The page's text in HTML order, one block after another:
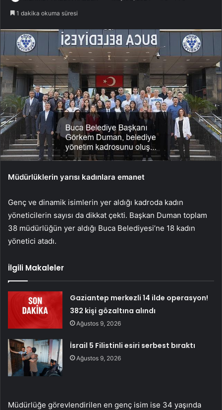
1 dakika okuma süresi
Müdürlüklerin yarısı kadınlara emanet
Genç ve dinamik isimlerin yer aldığı kadroda kadın
yöneticilerin sayısı da dikkat çekti. Başkan Duman toplam
38 müdürlüğün yer aldığı Buca Belediyesi’ne 18 kadın
yönetici atadı.
İlgili Makaleler
Gaziantep merkezli 14 ilde operasyon!
382 kişi gözaltına alındı
Ağustos 9, 2026
İsrail 5 Filistinli esiri serbest bıraktı
Ağustos 9, 2026
Müdürlüğe görevlendirilen en genç isim ise 34 yaşında